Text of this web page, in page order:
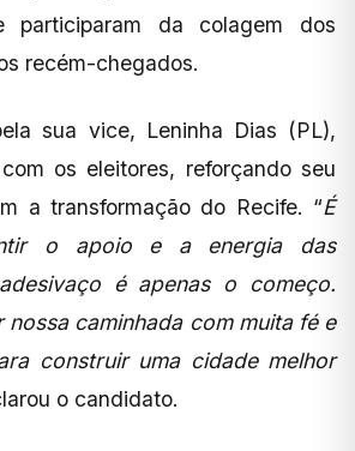
participaram da colagem dos
recém-chegados.
sua vice, Leninha Dias (PL),
os eleitores, reforçando seu
a transformação do Recife. “É
o apoio e a energia das
é apenas o começo.
nossa caminhada com muita fé e
construir uma cidade melhor
o candidato.